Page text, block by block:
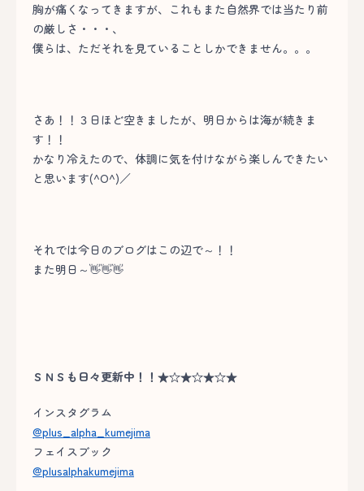
胸が痛くなってきますが、これもまた自然界では当たり前
の厳しさ・・・、
僕らは、ただそれを見ていることしかできません。。。
さあ！！３日ほど空きましたが、明日からは海が続きま
す！！
かなり冷えたので、体調に気を付けながら楽しんできたい
と思います(^O^)／
それでは今日のブログはこの辺で～！！
また明日～👋👋👋
ＳＮＳも日々更新中！！★☆★☆★☆★
インスタグラム
@plus_alpha_kumejima
フェイスブック
@plusalphakumejima